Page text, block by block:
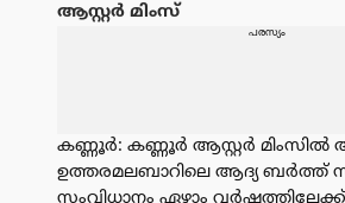
ആസ്റ്റർ മിംസ്
പരസ്യം
കണ്ണൂർ: കണ്ണൂർ ആസ്റ്റർ മിംസിൽ
ഉത്തരമലബാറിലെ ആദ്യ ബർത്ത്
സംവിധാനം ഏഴാം